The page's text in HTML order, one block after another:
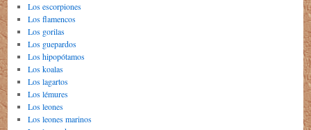
Los escorpiones
Los flamencos
Los gorilas
Los guepardos
Los hipopótamos
Los koalas
Los lagartos
Los lémures
Los leones
Los leones marinos